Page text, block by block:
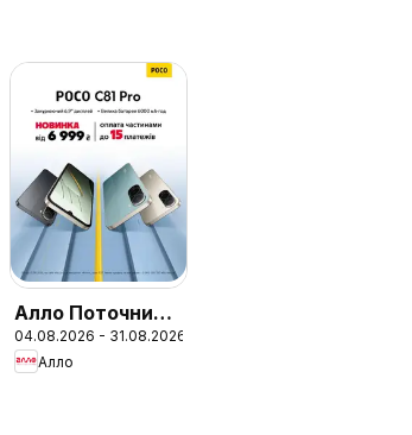
Алло Поточний
каталог
04.08.2026 - 31.08.2026
Алло